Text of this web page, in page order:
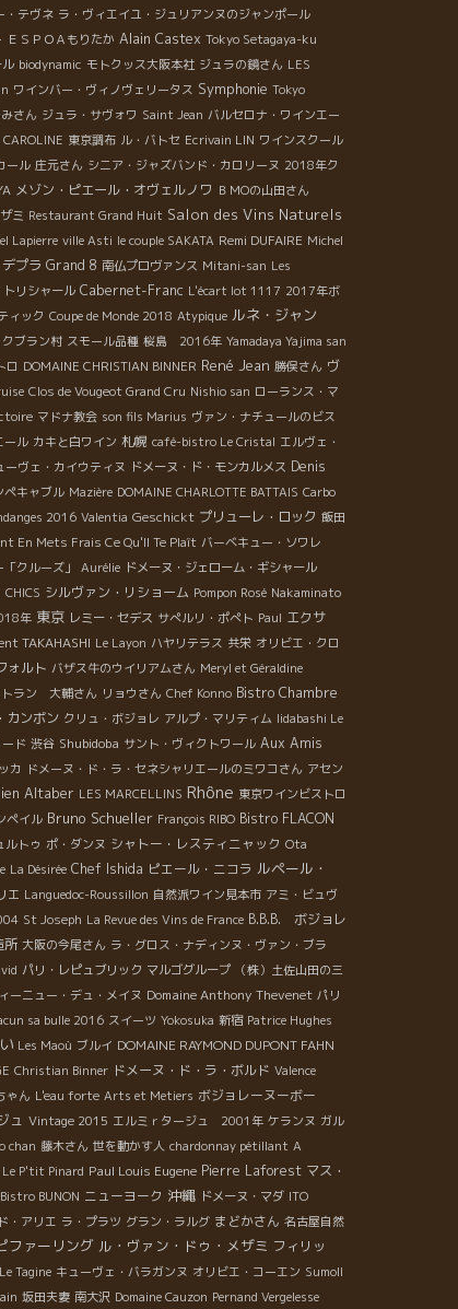
・テヴネ ラ・ヴィエイユ・ジュリアンヌのジャンポール
ＥＳＰＯＡもりたか Alain Castex Tokyo Setagaya-ku
biodynamic モトクッス大阪本社 ジュラの鏡さん LES
ワインバー・ヴィノヴェリータス Symphonie Tokyo
さん ジュラ・サヴォワ Saint Jean バルセロナ・ワインエー
東京調布 ル・バトセ Ecrivain LIN ワインスクール
ール 庄元さん シニア・ジャズバンド・カロリーヌ 2018年ク
メゾン・ピエール・オヴェルノワ ＢＭОの山田さん
ミ Restaurant Grand Huit Salon des Vins Naturels
Lapierre ville Asti le couple SAKATA Remi DUFAIRE Michel
プラ Grand 8 南仏プロヴァンス Mitani-san Les
リシャール Cabernet-Franc L'écart lot 1117 2017年ボ
ィック Coupe de Monde 2018 Atypique ルネ・ジャン
ブラン村 スモール品種 桜島 2016年 Yamadaya Yajima san
ロ DOMAINE CHRISTIAN BINNER René Jean 勝俣さん ヴ
Clos de Vougeot Grand Cru Nishio san ローランス・マ
マドナ教会 son fils Marius ヴァン・ナチュールのビス
ール カキと白ワイン 札幌 café-bistro Le Cristal エルヴェ・
ーヴェ・カイウティヌ ドメーヌ・ド・モンカルメス Denis
ペキャブル Mazière DOMAINE CHARLOTTE BATTAIS Carbo
2016 Valentia Geschickt プリューレ・ロック 飯田
En Mets Frais Ce Qu'Il Te Plaît バーベキュー・ソワレ
クルーズ」 Aurélie ドメーヌ・ジェローム・ギシャール
CHICS シルヴァン・リショーム Pompon Rosé Nakaminato
年 東京 レミー・セデス サぺルリ・ポぺト Paul エクサ
TAKAHASHI Le Layon ハヤリテラス 共栄 オリビエ・クロ
ォルト バザス牛のウイリアムさん Meryl et Géraldine
トラン 大輔さん リョウさん Chef Konno Bistro Chambre
カンボン クリュ・ボジョレ アルプ・マリティム Iidabashi Le
ド 渋谷 Shubidoba サント・ヴィクトワール Aux Amis
カ ドメーヌ・ド・ラ・セネシャリエールのミワコさん アセン
Altaber LES MARCELLINS Rhône 東京ワインビストロ
ペイル Bruno Schueller François RIBO Bistro FLACON
ルトゥ ポ・ダンヌ シャトー・レスティニャック Ota
La Désirée Chef Ishida ピエール・ニコラ ルペール・
エ Languedoc-Roussillon 自然派ワイン見本市 アミ・ビュヴ
St Joseph La Revue des Vins de France B.B.B. ボジョレ
所 大阪の今尾さん ラ・グロス・ナディンヌ・ヴァン・ブラ
パリ・レピュブリック マルゴグループ
（株）土佐山田の三
ーニュー・デュ・メイヌ Domaine Anthony Thevenet パリ
sa bulle 2016 スイーツ Yokosuka 新宿 Patrice Hughes
Les Maoù ブルイ DOMAINE RAYMOND DUPONT FAHN
Christian Binner ドメーヌ・ド・ラ・ボルド Valence
ゃん L'eau forte Arts et Metiers ボジョレーヌーボー
ュ Vintage 2015 エルミｒタージュ 2001年 ケランヌ ガル
chan 藤木さん 世を動かす人 chardonnay pétillant A
Le P'tit Pinard Paul Louis Eugene Pierre Laforest マス・
BUNON ニューヨーク 沖縄 ドメーヌ・マダ ITO
・アリエ ラ・プラツ グラン・ラルグ まどかさん 名古屋自然
ファーリング ル・ヴァン・ドゥ・メザミ フィリッ
Le Tagine キューヴェ・バラガンヌ オリビエ・コーエン Sumoll
坂田夫妻 南大沢 Domaine Cauzon Pernand Vergelesse